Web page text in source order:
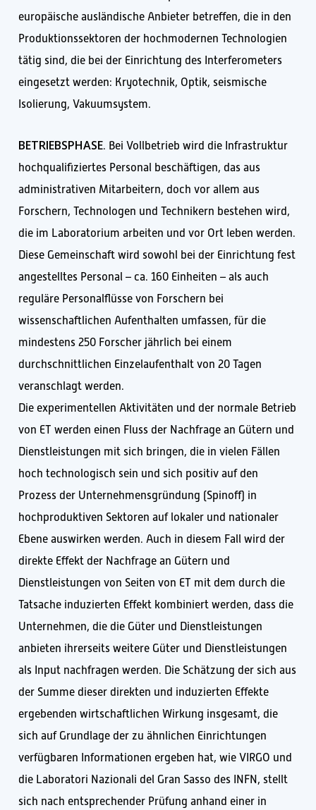
europäische ausländische Anbieter betreffen, die in den
Produktionssektoren der hochmodernen Technologien
tätig sind, die bei der Einrichtung des Interferometers
eingesetzt werden: Kryotechnik, Optik, seismische
Isolierung, Vakuumsystem.
BETRIEBSPHASE. Bei Vollbetrieb wird die Infrastruktur
hochqualifiziertes Personal beschäftigen, das aus
administrativen Mitarbeitern, doch vor allem aus
Forschern, Technologen und Technikern bestehen wird,
die im Laboratorium arbeiten und vor Ort leben werden.
Diese Gemeinschaft wird sowohl bei der Einrichtung fest
angestelltes Personal – ca. 160 Einheiten – als auch
reguläre Personalflüsse von Forschern bei
wissenschaftlichen Aufenthalten umfassen, für die
mindestens 250 Forscher jährlich bei einem
durchschnittlichen Einzelaufenthalt von 20 Tagen
veranschlagt werden.
Die experimentellen Aktivitäten und der normale Betrieb
von ET werden einen Fluss der Nachfrage an Gütern und
Dienstleistungen mit sich bringen, die in vielen Fällen
hoch technologisch sein und sich positiv auf den
Prozess der Unternehmensgründung (Spinoff) in
hochproduktiven Sektoren auf lokaler und nationaler
Ebene auswirken werden. Auch in diesem Fall wird der
direkte Effekt der Nachfrage an Gütern und
Dienstleistungen von Seiten von ET mit dem durch die
Tatsache induzierten Effekt kombiniert werden, dass die
Unternehmen, die die Güter und Dienstleistungen
anbieten ihrerseits weitere Güter und Dienstleistungen
als Input nachfragen werden. Die Schätzung der sich aus
der Summe dieser direkten und induzierten Effekte
ergebenden wirtschaftlichen Wirkung insgesamt, die
sich auf Grundlage der zu ähnlichen Einrichtungen
verfügbaren Informationen ergeben hat, wie VIRGO und
die Laboratori Nazionali del Gran Sasso des INFN, stellt
sich nach entsprechender Prüfung anhand einer in